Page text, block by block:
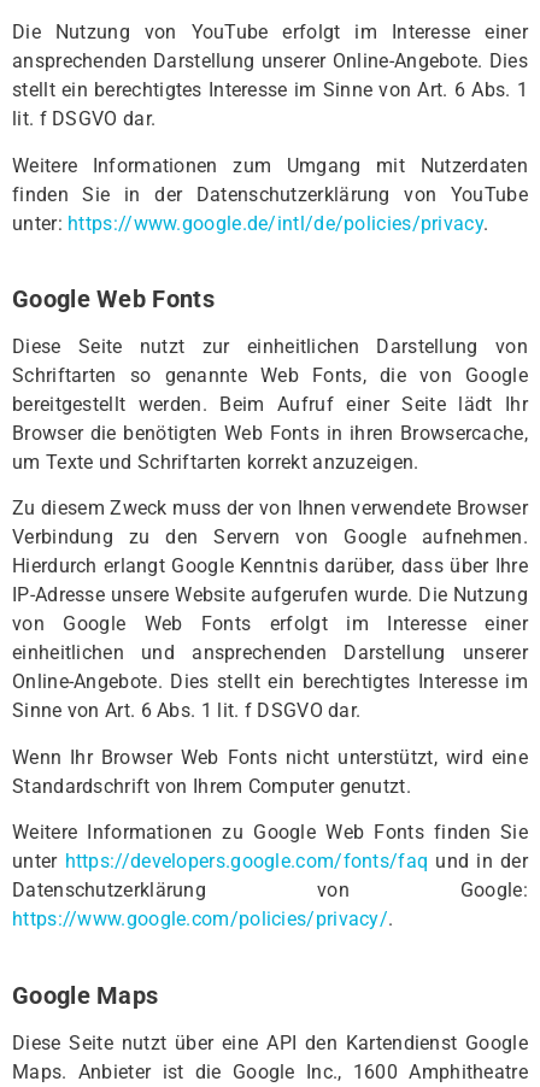
Die Nutzung von YouTube erfolgt im Interesse einer
ansprechenden Darstellung unserer Online-Angebote. Dies
stellt ein berechtigtes Interesse im Sinne von Art. 6 Abs. 1
lit. f DSGVO dar.
Weitere Informationen zum Umgang mit Nutzerdaten
finden Sie in der Datenschutzerklärung von YouTube
unter: https://www.google.de/intl/de/policies/privacy.
Google Web Fonts
Diese Seite nutzt zur einheitlichen Darstellung von
Schriftarten so genannte Web Fonts, die von Google
bereitgestellt werden. Beim Aufruf einer Seite lädt Ihr
Browser die benötigten Web Fonts in ihren Browsercache,
um Texte und Schriftarten korrekt anzuzeigen.
Zu diesem Zweck muss der von Ihnen verwendete Browser
Verbindung zu den Servern von Google aufnehmen.
Hierdurch erlangt Google Kenntnis darüber, dass über Ihre
IP-Adresse unsere Website aufgerufen wurde. Die Nutzung
von Google Web Fonts erfolgt im Interesse einer
einheitlichen und ansprechenden Darstellung unserer
Online-Angebote. Dies stellt ein berechtigtes Interesse im
Sinne von Art. 6 Abs. 1 lit. f DSGVO dar.
Wenn Ihr Browser Web Fonts nicht unterstützt, wird eine
Standardschrift von Ihrem Computer genutzt.
Weitere Informationen zu Google Web Fonts finden Sie
unter https://developers.google.com/fonts/faq und in der
Datenschutzerklärung von Google:
https://www.google.com/policies/privacy/.
Google Maps
Diese Seite nutzt über eine API den Kartendienst Google
Maps. Anbieter ist die Google Inc., 1600 Amphitheatre